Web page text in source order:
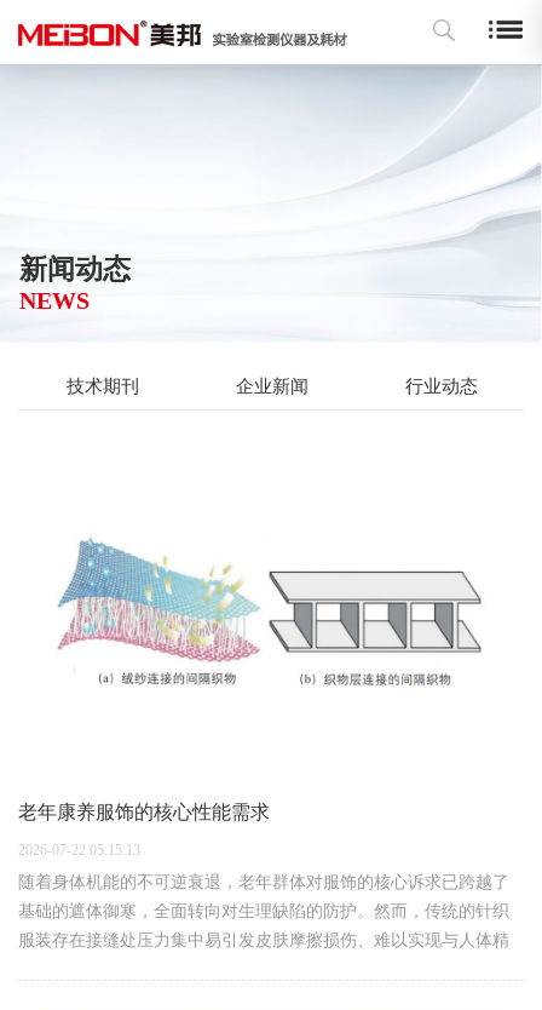
新闻动态
NEWS
技术期刊 企业新闻 行业动态
老年康养服饰的核心性能需求
2026-07-22 05:15:13
随着身体机能的不可逆衰退，老年群体对服饰的核心诉求已跨越了
基础的遮体御寒，全面转向对生理缺陷的防护。然而，传统的针织
服装存在接缝处压力集中易引发皮肤摩擦损伤、难以实现与人体精